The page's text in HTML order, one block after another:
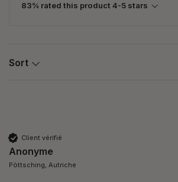
83% rated this product 4-5 stars
Sort
Client vérifié
Anonyme
Pöttsching, Autriche